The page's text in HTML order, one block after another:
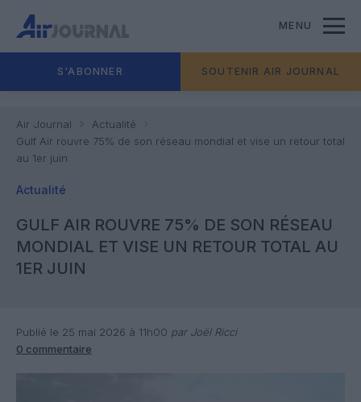
MENU
S'ABONNER SOUTENIR AIR JOURNAL
Air Journal
Actualité
Gulf Air rouvre 75% de son réseau mondial et vise un retour total
au 1er juin
Actualité
GULF AIR ROUVRE 75% DE SON RÉSEAU
MONDIAL ET VISE UN RETOUR TOTAL AU
1ER JUIN
Publié le 25 mai 2026 à 11h00 par Joël Ricci
0 commentaire